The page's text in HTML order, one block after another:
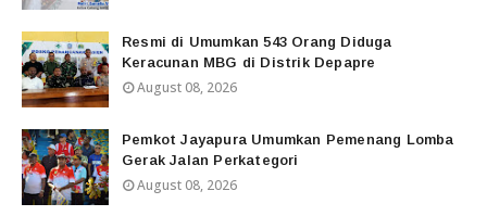
Resmi di Umumkan 543 Orang Diduga
Keracunan MBG di Distrik Depapre
August 08, 2026
Pemkot Jayapura Umumkan Pemenang Lomba
Gerak Jalan Perkategori
August 08, 2026